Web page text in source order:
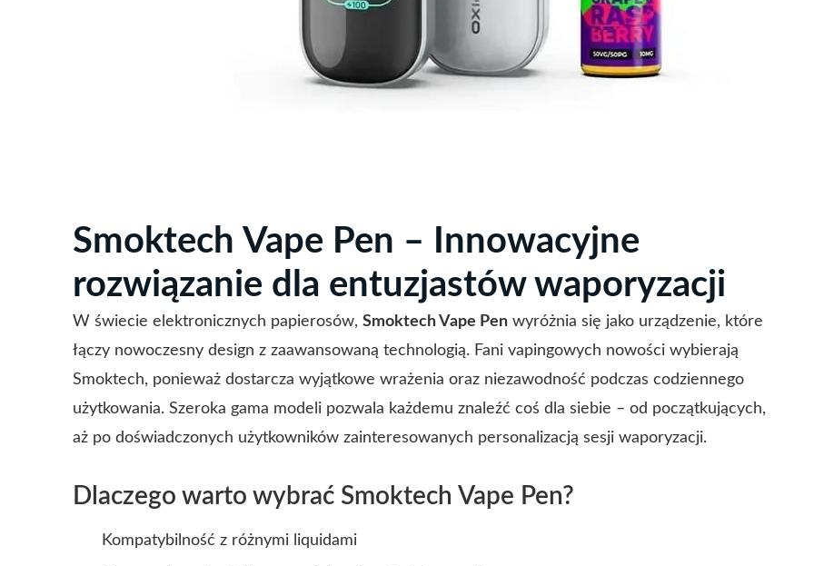
Smoktech Vape Pen – Innowacyjne
rozwiązanie dla entuzjastów waporyzacji
W świecie elektronicznych papierosów, Smoktech Vape Pen wyróżnia się jako urządzenie, które
łączy nowoczesny design z zaawansowaną technologią. Fani vapingowych nowości wybierają
Smoktech, ponieważ dostarcza wyjątkowe wrażenia oraz niezawodność podczas codziennego
użytkowania. Szeroka gama modeli pozwala każdemu znaleźć coś dla siebie – od początkujących,
aż po doświadczonych użytkowników zainteresowanych personalizacją sesji waporyzacji.
Dlaczego warto wybrać Smoktech Vape Pen?
Kompatybilność z różnymi liquidami